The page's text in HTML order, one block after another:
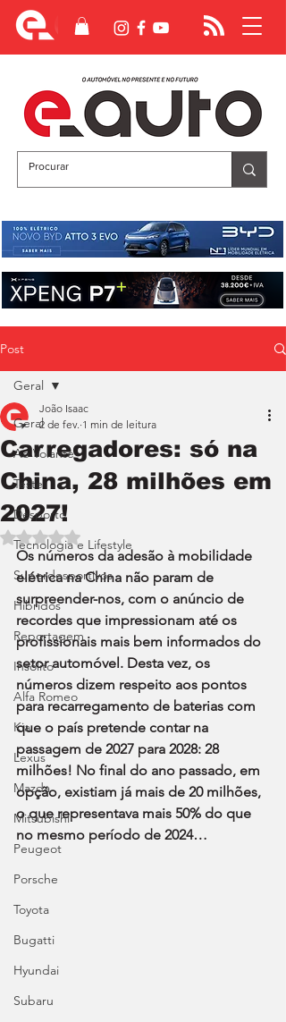
Post
Geral
Ao Volante
Teste
Desporto
Tecnologia e Lifestyle
Superdesportivos
Híbridos
Reportagem
Insólito
Alfa Romeo
Kia
Lexus
Mazda
Mitsubishi
Peugeot
Porsche
Toyota
Bugatti
Hyundai
Subaru
Geral
Carregadores: só na
China, 28 milhões em
2027!
João Isaac
2 de fev. 1 min de leitura
Avaliado com NaN de 5 estrelas.
Os números da adesão à mobilidade
elétrica na China não param de
surpreender-nos, com o anúncio de
recordes que impressionam até os
profissionais mais bem informados do
setor automóvel. Desta vez, os
números dizem respeito aos pontos
para recarregamento de baterias com
que o país pretende contar na
passagem de 2027 para 2028: 28
milhões! No final do ano passado, em
opção, existiam já mais de 20 milhões,
o que representava mais 50% do que
no mesmo período de 2024…